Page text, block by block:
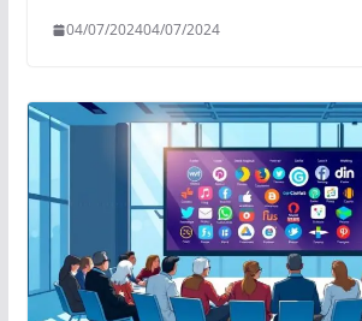
04/07/202404/07/2024